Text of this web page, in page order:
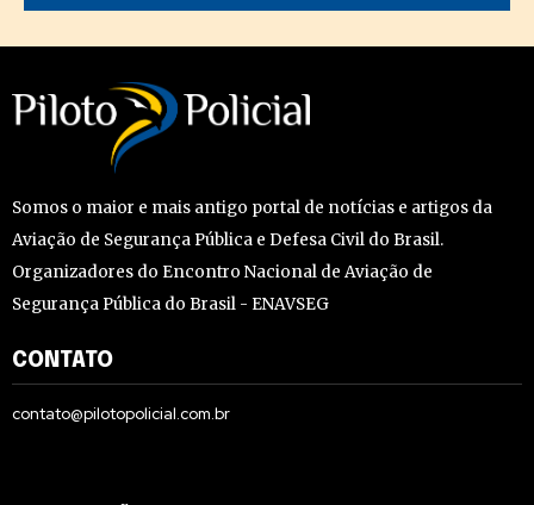
Somos o maior e mais antigo portal de notícias e artigos da
Aviação de Segurança Pública e Defesa Civil do Brasil.
Organizadores do Encontro Nacional de Aviação de
Segurança Pública do Brasil - ENAVSEG
CONTATO
contato@pilotopolicial.com.br